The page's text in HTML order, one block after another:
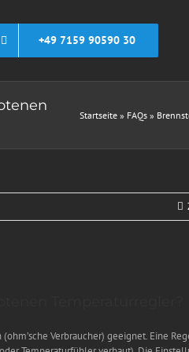
+49 7159 90590 30
Startseite » FAQs »
Verbraucher) geeignet. Eine